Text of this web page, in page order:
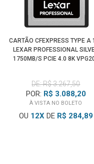
CARTÃO CFEXPRESS TYPE A
LEXAR PROFESSIONAL
1750MB/S PCIE 4.0 8K
DE: R$ 3.267,50
POR: R$ 3.088,20
À VISTA NO BOLETO
OU 12XDE R$ 284,89